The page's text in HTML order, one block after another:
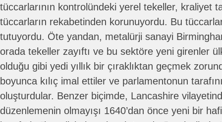
tüccarlarının kontrolündeki yerel tekeller, kraliyet
tüccarların rekabetinden korunuyordu. Bu tüccarlar
tutuyordu. Öte yandan, metalürji sanayi
orada tekeller zayıftı ve bu sektöre yeni girenler
olduğu gibi yedi yıllık bir çıraklıktan geçmek
boyunca kılıç imal ettiler ve parlamentonun
oluşturdular. Benzer biçimde, Lancashire
düzenlemenin olmayışı 1640’dan önce yeni bir